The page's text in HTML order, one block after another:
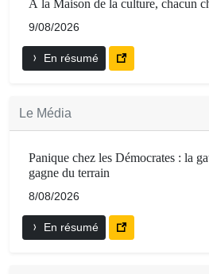
À la Maison de la culture, chacun
9/08/2026
En résumé
Le Média
Panique chez les Démocrates : la
gagne du terrain
8/08/2026
En résumé